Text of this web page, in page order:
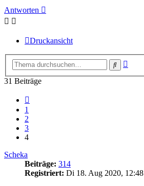
Antworten
Druckansicht
Suche
31 Beiträge
1
2
3
4
Scheka
Beiträge: 314
Registriert: Di 18. Aug 2020, 12:48